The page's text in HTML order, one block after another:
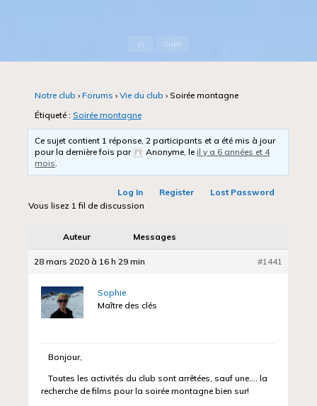
AccueilSujet
Notre club › Forums › Vie du club › Soirée montagne
Étiqueté : Soirée montagne
Ce sujet contient 1 réponse, 2 participants et a été mis à jour
pour la dernière fois par
Anonyme, leil y a 6 années et 4
mois.
Log In Register
Lost Password
Vous lisez 1 fil de discussion
Auteur Messages
28 mars 2020 à 16 h 29 min #1441
Sophie
Maître des clés
Bonjour,
Toutes les activités du club sont arrêtées, sauf une…. la
recherche de films pour la soirée montagne bien sur!